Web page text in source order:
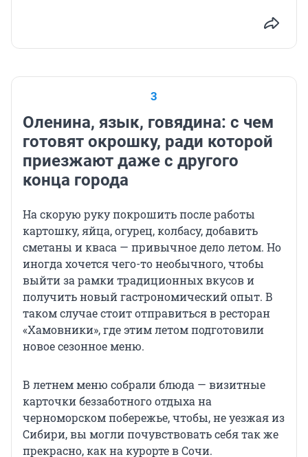
3
Оленина, язык, говядина: с чем
готовят окрошку, ради которой
приезжают даже с другого
конца города
На скорую руку покрошить после работы
картошку, яйца, огурец, колбасу, добавить
сметаны и кваса — привычное дело летом. Но
иногда хочется чего-то необычного, чтобы
выйти за рамки традиционных вкусов и
получить новый гастрономический опыт. В
таком случае стоит отправиться в ресторан
«Хамовники», где этим летом подготовили
новое сезонное меню.
В летнем меню собрали блюда — визитные
карточки беззаботного отдыха на
черноморском побережье, чтобы, не уезжая из
Сибири, вы могли почувствовать себя так же
прекрасно, как на курорте в Сочи.